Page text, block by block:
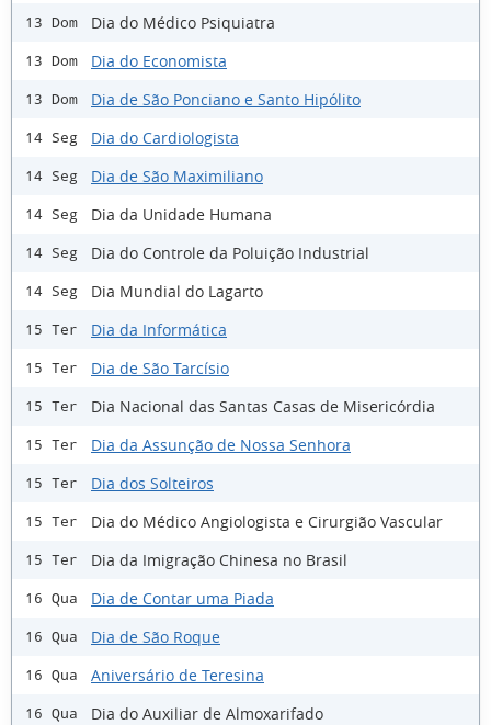
13 Dom Dia do Médico Psiquiatra
13 Dom Dia do Economista
13 Dom Dia de São Ponciano e Santo Hipólito
14 Seg Dia do Cardiologista
14 Seg Dia de São Maximiliano
14 Seg Dia da Unidade Humana
14 Seg Dia do Controle da Poluição Industrial
14 Seg Dia Mundial do Lagarto
15 Ter Dia da Informática
15 Ter Dia de São Tarcísio
15 Ter Dia Nacional das Santas Casas de Misericórdia
15 Ter Dia da Assunção de Nossa Senhora
15 Ter Dia dos Solteiros
15 Ter Dia do Médico Angiologista e Cirurgião Vascular
15 Ter Dia da Imigração Chinesa no Brasil
16 Qua Dia de Contar uma Piada
16 Qua Dia de São Roque
16 Qua Aniversário de Teresina
16 Qua Dia do Auxiliar de Almoxarifado